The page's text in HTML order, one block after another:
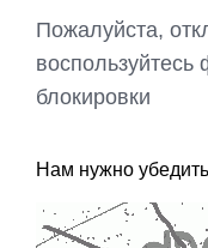
Пожалуйста,
блокировки
Нам нужно